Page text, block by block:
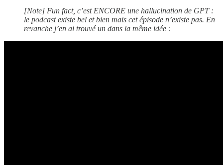
[Note] Fun fact, c’est ENCORE une hallucination de GPT :
le podcast existe bel et bien mais cet épisode n’existe pas. En
revanche j’en ai trouvé un dans la même idée :